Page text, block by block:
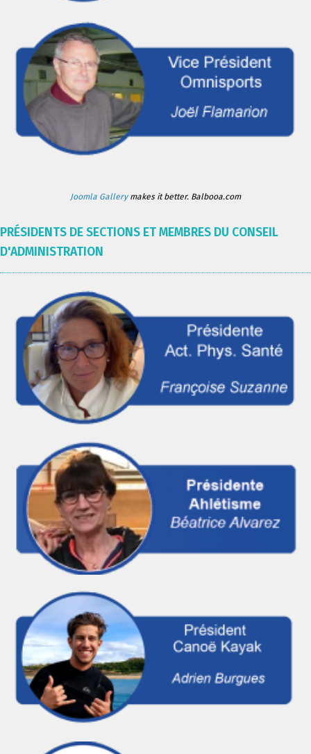
Joomla Gallerymakes it better. Balbooa.com
PRÉSIDENTS DE SECTIONS ET MEMBRES DU CONSEIL
D'ADMINISTRATION